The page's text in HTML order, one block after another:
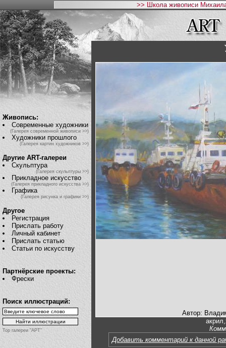
>> Школа живописи
Живопись:
Современные художники
(Галерея современной живописи >>)
Художники прошлого
(Галерея картин художников >>)
Другие ART-галереи
Скульптура
(Галерея скульптуры >>)
Прикладное искусство
(Галерея прикладного искусства >>)
Графика
(Галерея рисунка и графики >>)
Другое
Регистрация
Прислать работу
Личный кабинет
Прислать статью
Статьи по искусству
Партнёрские проекты:
Фрески
Поиск иллюстраций:
Top галереи "АРТ"
Автор:
Добавить комментарий к данной